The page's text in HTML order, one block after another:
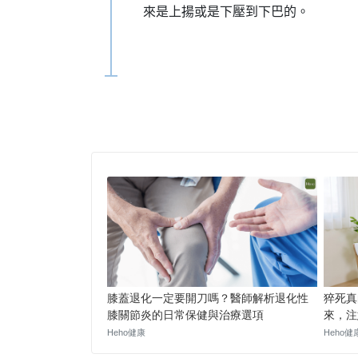
來是上揚或是下壓到下巴的。